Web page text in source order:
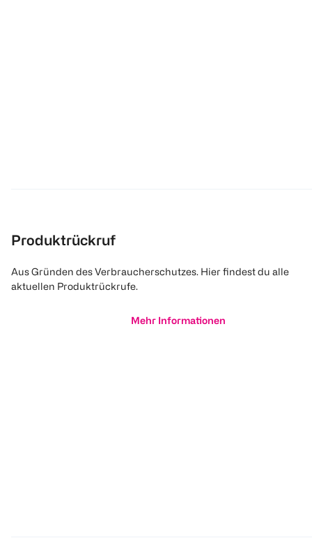
Produktrückruf
Aus Gründen des Verbraucherschutzes. Hier findest du alle
aktuellen Produktrückrufe.
Mehr Informationen